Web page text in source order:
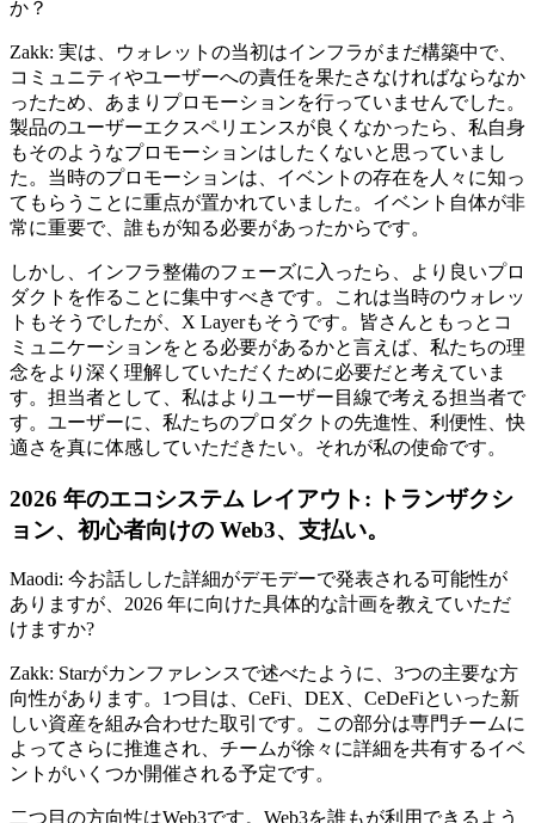
か？
Zakk: 実は、ウォレットの当初はインフラがまだ構築中で、
コミュニティやユーザーへの責任を果たさなければならなか
ったため、あまりプロモーションを行っていませんでした。
製品のユーザーエクスペリエンスが良くなかったら、私自身
もそのようなプロモーションはしたくないと思っていまし
た。当時のプロモーションは、イベントの存在を人々に知っ
てもらうことに重点が置かれていました。イベント自体が非
常に重要で、誰もが知る必要があったからです。
しかし、インフラ整備のフェーズに入ったら、より良いプロ
ダクトを作ることに集中すべきです。これは当時のウォレッ
トもそうでしたが、X Layerもそうです。皆さんともっとコ
ミュニケーションをとる必要があるかと言えば、私たちの理
念をより深く理解していただくために必要だと考えていま
す。担当者として、私はよりユーザー目線で考える担当者で
す。ユーザーに、私たちのプロダクトの先進性、利便性、快
適さを真に体感していただきたい。それが私の使命です。
2026 年のエコシステム レイアウト: トランザクシ
ョン、初心者向けの Web3、支払い。
Maodi: 今お話しした詳細がデモデーで発表される可能性が
ありますが、2026 年に向けた具体的な計画を教えていただ
けますか?
Zakk: Starがカンファレンスで述べたように、3つの主要な方
向性があります。1つ目は、CeFi、DEX、CeDeFiといった新
しい資産を組み合わせた取引です。この部分は専門チームに
よってさらに推進され、チームが徐々に詳細を共有するイベ
ントがいくつか開催される予定です。
二つ目の方向性はWeb3です。Web3を誰もが利用できるよう